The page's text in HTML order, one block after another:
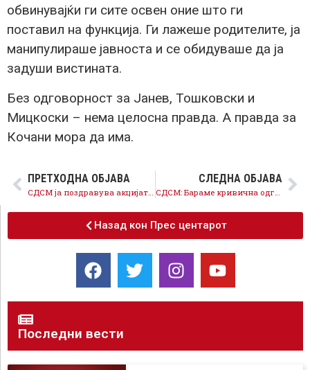
обвинувајќи ги сите освен оние што ги
поставил на функција. Ги лажеше родителите, ја
манипулираше јавноста и се обидуваше да ја
задуши вистината.
Без одговорност за Јанев, Тошковски и
Мицкоски – нема целосна правда. А правда за
Кочани мора да има.
ПРЕТХОДНА ОБЈАВА
СДСМ ја поздравува акцијата на ОЈО ГОК за Кочани
СЛЕДНА ОБЈАВА
СДСМ: Бараме кривична одговорност за Јанев од БЈБ и оставка од Тошковски
Назад кон Прес центарот
Последни вести